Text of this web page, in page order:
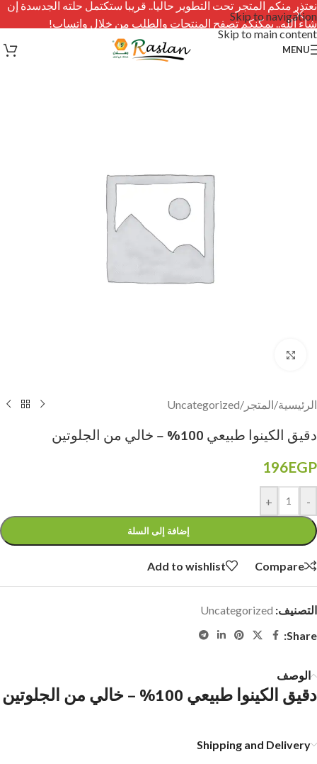
Skip to navigation
Skip to main content
نعتذر منكم المتجر تحت التطوير حاليا.. قريبا ستكتمل حلته الجدسدة إن
شاء الله.. يمكنكم تصفح المنتجات والطلب من خلال واتساب!
MENU
الرئيسية/المتجر /
Uncategorized
دقيق الكينوا طبيعي 100% – خالي من الجلوتين
196EGP
-
+
إضافة إلى السلة
Compare
Add to wishlist
التصنيف: Uncategorized
Share:
الوصف
دقيق الكينوا طبيعي 100% – خالي من الجلوتين
Shipping and Delivery